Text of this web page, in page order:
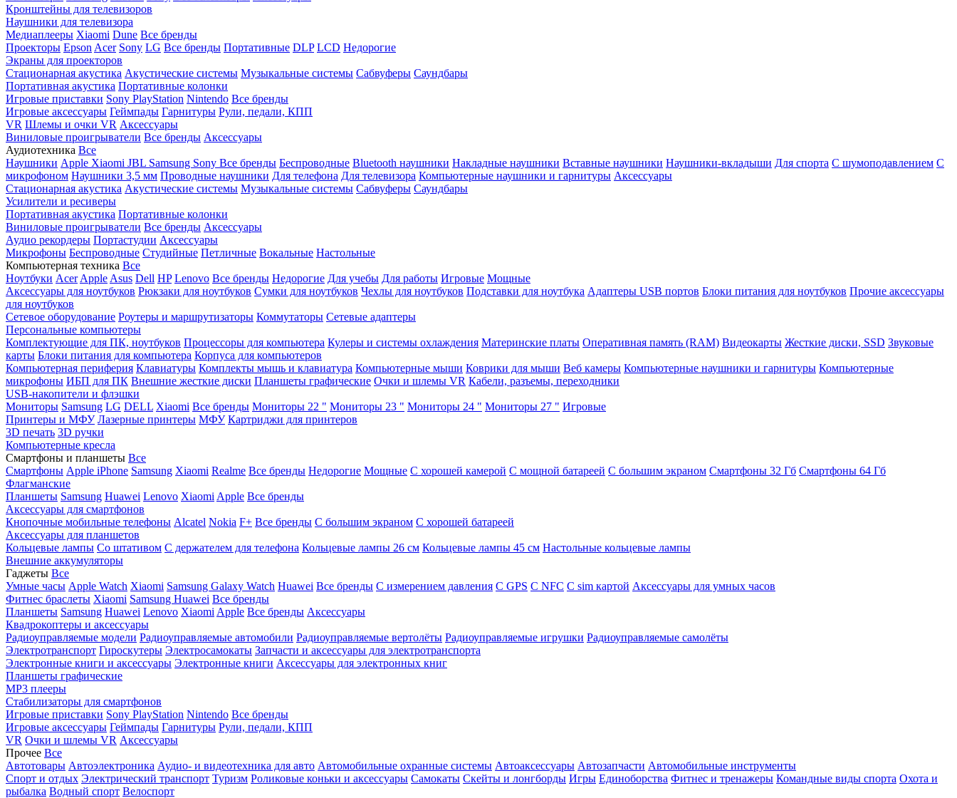
Кронштейны для телевизоров
Наушники для телевизора
Медиаплееры Xiaomi Dune Все бренды
Проекторы Epson Acer Sony LG Все бренды Портативные DLP LCD Недорогие
Экраны для проекторов
Стационарная акустика Акустические системы Музыкальные системы Сабвуферы Саундбары
Портативная акустика Портативные колонки
Игровые приставки Sony PlayStation Nintendo Все бренды
Игровые аксессуары Геймпады Гарнитуры Рули, педали, КПП
VR Шлемы и очки VR Аксессуары
Виниловые проигрыватели Все бренды Аксессуары
Аудиотехника Все
Наушники Apple Xiaomi JBL Samsung Sony Все бренды Беспроводные Bluetooth наушники Накладные наушники Вставные наушники Наушники-вкладыши Для спорта С шумоподавлением С
микрофоном Наушники 3,5 мм Проводные наушники Для телефона Для телевизора Компьютерные наушники и гарнитуры Аксессуары
Стационарная акустика Акустические системы Музыкальные системы Сабвуферы Саундбары
Усилители и ресиверы
Портативная акустика Портативные колонки
Виниловые проигрыватели Все бренды Аксессуары
Аудио рекордеры Портастудии Аксессуары
Микрофоны Беспроводные Студийные Петличные Вокальные Настольные
Компьютерная техника Все
Ноутбуки Acer Apple Asus Dell HP Lenovo Все бренды Недорогие Для учебы Для работы Игровые Мощные
Аксессуары для ноутбуков Рюкзаки для ноутбуков Сумки для ноутбуков Чехлы для ноутбуков Подставки для ноутбука Адаптеры USB портов Блоки питания для ноутбуков Прочие аксессуары
для ноутбуков
Сетевое оборудование Роутеры и маршрутизаторы Коммутаторы Сетевые адаптеры
Персональные компьютеры
Комплектующие для ПК, ноутбуков Процессоры для компьютера Кулеры и системы охлаждения Материнские платы Оперативная память (RAM) Видеокарты Жесткие диски, SSD Звуковые
карты Блоки питания для компьютера Корпуса для компьютеров
Компьютерная периферия Клавиатуры Комплекты мышь и клавиатура Компьютерные мыши Коврики для мыши Веб камеры Компьютерные наушники и гарнитуры Компьютерные
микрофоны ИБП для ПК Внешние жесткие диски Планшеты графические Очки и шлемы VR Кабели, разъемы, переходники
USB-накопители и флэшки
Мониторы Samsung LG DELL Xiaomi Все бренды Мониторы 22 " Мониторы 23 " Мониторы 24 " Мониторы 27 " Игровые
Принтеры и МФУ Лазерные принтеры МФУ Картриджи для принтеров
3D печать 3D ручки
Компьютерные кресла
Смартфоны и планшеты Все
Смартфоны Apple iPhone Samsung Xiaomi Realme Все бренды Недорогие Мощные С хорошей камерой С мощной батареей С большим экраном Смартфоны 32 Гб Смартфоны 64 Гб
Флагманские
Планшеты Samsung Huawei Lenovo Xiaomi Apple Все бренды
Аксессуары для смартфонов
Кнопочные мобильные телефоны Alcatel Nokia F+ Все бренды С большим экраном С хорошей батареей
Аксессуары для планшетов
Кольцевые лампы Со штативом C держателем для телефона Кольцевые лампы 26 см Кольцевые лампы 45 см Настольные кольцевые лампы
Внешние аккумуляторы
Гаджеты Все
Умные часы Apple Watch Xiaomi Samsung Galaxy Watch Huawei Все бренды C измерением давления C GPS C NFC C sim картой Аксессуары для умных часов
Фитнес браслеты Xiaomi Samsung Huawei Все бренды
Планшеты Samsung Huawei Lenovo Xiaomi Apple Все бренды Аксессуары
Квадрокоптеры и аксессуары
Радиоуправляемые модели Радиоуправляемые автомобили Радиоуправляемые вертолёты Радиоуправляемые игрушки Радиоуправляемые самолёты
Электротранспорт Гироскутеры Электросамокаты Запчасти и аксессуары для электротранспорта
Электронные книги и аксессуары Электронные книги Аксессуары для электронных книг
Планшеты графические
MP3 плееры
Стабилизаторы для смартфонов
Игровые приставки Sony PlayStation Nintendo Все бренды
Игровые аксессуары Геймпады Гарнитуры Рули, педали, КПП
VR Очки и шлемы VR Аксессуары
Прочее Все
Автотовары Автоэлектроника Аудио- и видеотехника для авто Автомобильные охранные системы Автоаксессуары Автозапчасти Автомобильные инструменты
Спорт и отдых Электрический транспорт Туризм Роликовые коньки и аксессуары Самокаты Скейты и лонгборды Игры Единоборства Фитнес и тренажеры Командные виды спорта Охота и
рыбалка Водный спорт Велоспорт